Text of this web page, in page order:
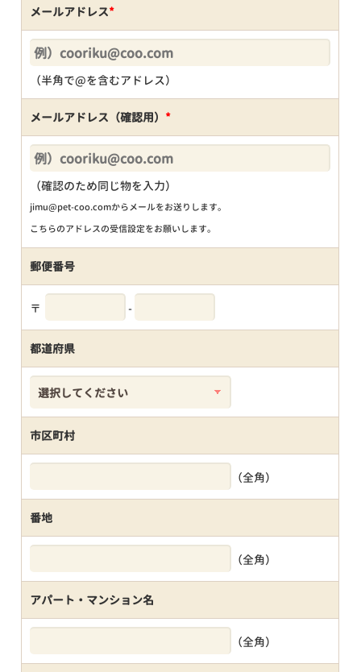
メールアドレス*
（半角で@を含むアドレス）
メールアドレス（確認用） *
（確認のため同じ物を入力）
jimu@pet-coo.comからメールをお送りします。
こちらのアドレスの受信設定をお願いします。
郵便番号
〒 -
都道府県
市区町村
（全角）
番地
（全角）
アパート・マンション名
（全角）